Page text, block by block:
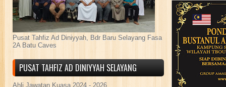
Pusat Tahfiz Ad Diniyyah, Bdr Baru Selayang Fasa
2A Batu Caves
PUSAT TAHFIZ AD DINIYYAH SELAYANG
Ahli Jawatan Kuasa 2024 - 2026